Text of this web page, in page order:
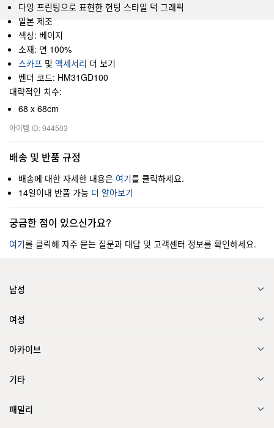
다잉 프린팅으로 표현한 헌팅 스타일 덕 그래픽
일본 제조
색상: 베이지
소재: 면 100%
스카프 및 액세서리 더 보기
벤더 코드: HM31GD100
대략적인 치수:
68 x 68cm
아이템 ID: 944503
배송 및 반품 규정
배송에 대한 자세한 내용은 여기를 클릭하세요.
14일이내 반품 가능 더 알아보기
궁금한 점이 있으신가요?
여기를 클릭해 자주 묻는 질문과 대답 및 고객센터 정보를 확인하세요.
남성
여성
아카이브
기타
패밀리